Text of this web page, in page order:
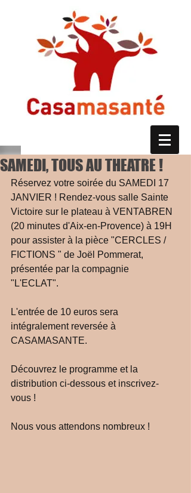
SAMEDI, TOUS AU THEATRE !
Réservez votre soirée du SAMEDI 17
JANVIER ! Rendez-vous salle Sainte
Victoire sur le plateau à VENTABREN
(20 minutes d'Aix-en-Provence) à 19H
pour assister à la pièce "CERCLES /
FICTIONS " de Joël Pommerat,
présentée par la compagnie
"L'ECLAT".
L'entrée de 10 euros sera
intégralement reversée à
CASAMASANTE.
Découvrez le programme et la
distribution ci-dessous et inscrivez-
vous !
Nous vous attendons nombreux !